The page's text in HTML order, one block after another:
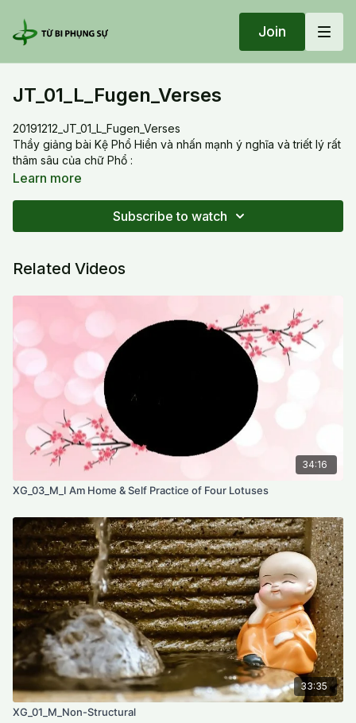
Join
JT_01_L_Fugen_Verses
20191212_JT_01_L_Fugen_Verses
Thầy giảng bài Kệ Phổ Hiền và nhấn mạnh ý nghĩa và triết lý rất
thâm sâu của chữ Phổ :
Phổ Hiền Thân tướng như Hư không
Thị hiện phổ thân đẳng nhất thiết.
verse that we recite in the meditation to activate the non
and feature are like empty space, he only dwells on the truth
not in any land, depending on what the heart of living being
desires, then he manifests.
Learn more
Subscribe to watch
Related Videos
34:16
XG_03_M_I Am Home & Self Practice of Four Lotuses
33:35
XG_01_M_Non-Structural